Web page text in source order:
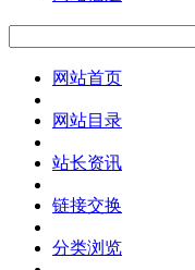
网站首页
网站目录
站长资讯
链接交换
分类浏览